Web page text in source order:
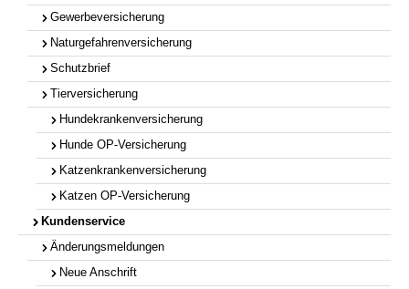
Gewerbeversicherung
Naturgefahrenversicherung
Schutzbrief
Tierversicherung
Hundekrankenversicherung
Hunde OP-Versicherung
Katzenkrankenversicherung
Katzen OP-Versicherung
Kundenservice
Änderungsmeldungen
Neue Anschrift